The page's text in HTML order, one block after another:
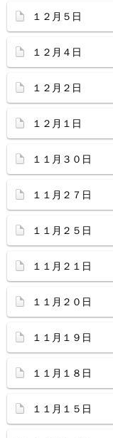
１２月５日
１２月４日
１２月２日
１２月１日
１１月３０日
１１月２７日
１１月２５日
１１月２１日
１１月２０日
１１月１９日
１１月１８日
１１月１５日